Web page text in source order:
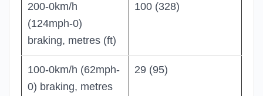
200-0km/h
(124mph-0)
braking, metres (ft)
100 (328)
100-0km/h (62mph-
0) braking, metres
29 (95)